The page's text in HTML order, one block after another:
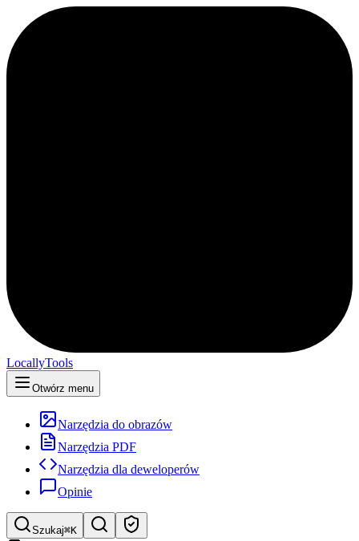
LocallyTools
Otwórz menu
Narzędzia do obrazów
Narzędzia PDF
Narzędzia dla deweloperów
Opinie
Szukaj⌘K